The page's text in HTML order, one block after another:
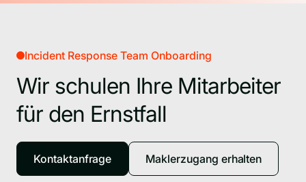
Incident Response Team Onboarding
Wir schulen Ihre Mitarbeiter
für den Ernstfall
Kontaktanfrage Maklerzugang erhalten